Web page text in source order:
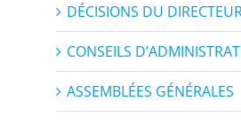
DÉCISIONS DU
CONSEILS
ASSEMBLÉES GÉNÉRALES